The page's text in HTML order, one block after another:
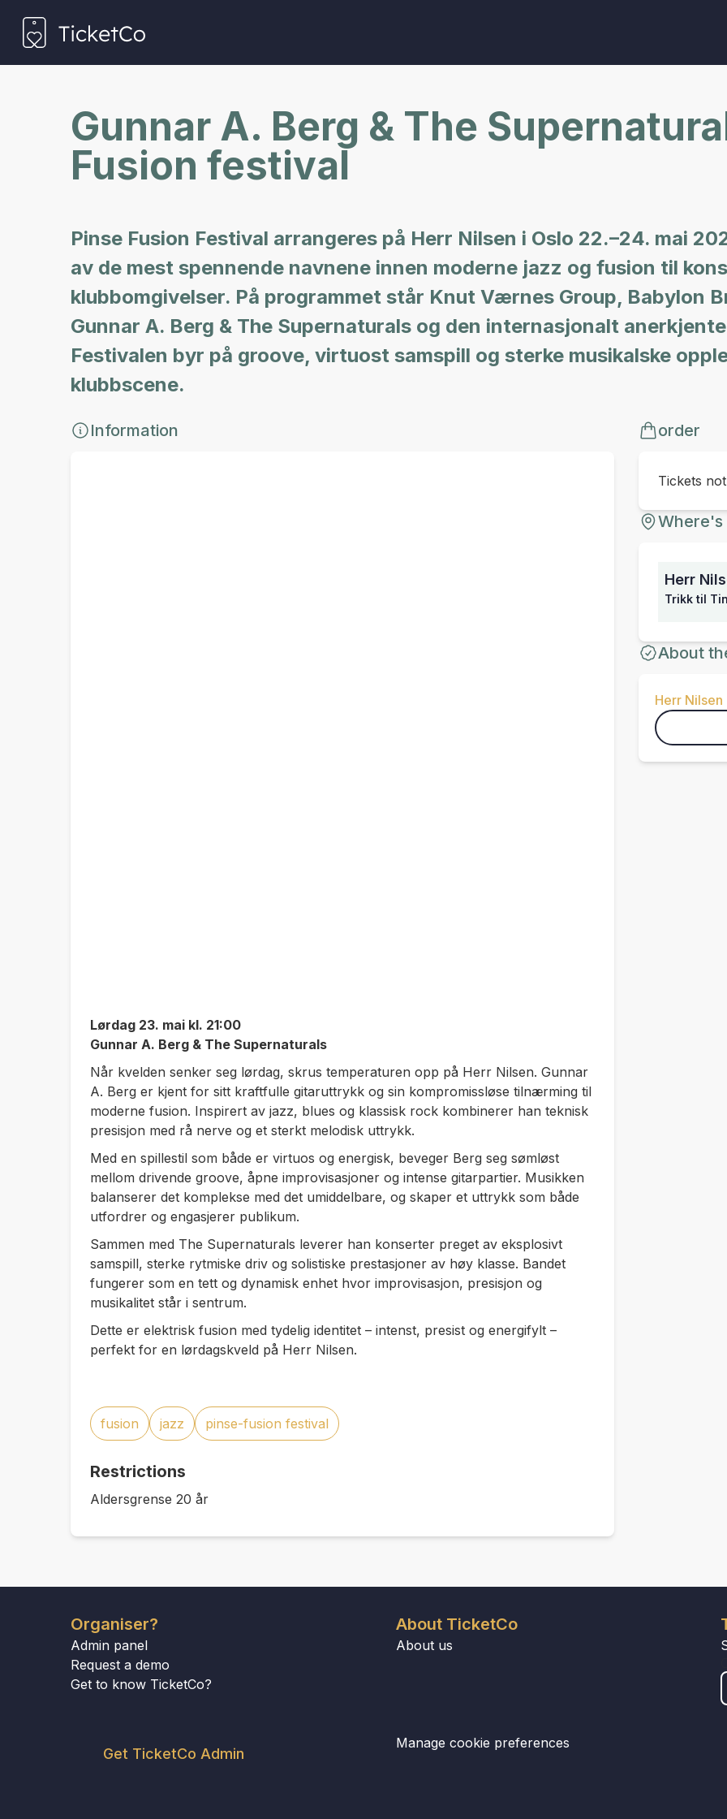
Gunnar A. Berg & The
Fusion festival
Pinse Fusion Festival arrangeres på Herr Nilsen i Oslo 22.–24. mai
av de mest spennende navnene innen moderne jazz og fusion til
klubbomgivelser. På programmet står Knut Værnes Group, Babylon
Gunnar A. Berg & The Supernaturals og den internasjonalt
Festivalen byr på groove, virtuost samspill og sterke musikalske
klubbscene.
Information
Lørdag 23. mai kl. 21:00
Gunnar A. Berg & The Supernaturals
Når kvelden senker seg lørdag, skrus temperaturen opp på Herr Nilsen. Gunnar
A. Berg er kjent for sitt kraftfulle gitaruttrykk og sin kompromissløse tilnærming til
moderne fusion. Inspirert av jazz, blues og klassisk rock kombinerer han teknisk
presisjon med rå nerve og et sterkt melodisk uttrykk.
Med en spillestil som både er virtuos og energisk, beveger Berg seg sømløst
mellom drivende groove, åpne improvisasjoner og intense gitarpartier. Musikken
balanserer det komplekse med det umiddelbare, og skaper et uttrykk som både
utfordrer og engasjerer publikum.
Sammen med The Supernaturals leverer han konserter preget av eksplosivt
samspill, sterke rytmiske driv og solistiske prestasjoner av høy klasse. Bandet
fungerer som en tett og dynamisk enhet hvor improvisasjon, presisjon og
musikalitet står i sentrum.
Dette er elektrisk fusion med tydelig identitet – intenst, presist og energifylt –
perfekt for en lørdagskveld på Herr Nilsen.
fusion jazz pinse-fusion festival
Restrictions
Aldersgrense 20 år
order
Tickets
Where's
Herr
Trikk til
About
Herr Nilsen
Organiser?
Admin panel
Request a demo
Get to know TicketCo?
Get TicketCo Admin
About TicketCo
About us
Manage cookie preferences